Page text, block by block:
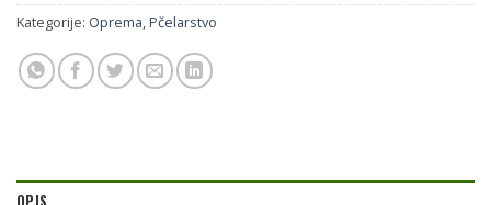
Kategorije: Oprema,Pčelarstvo